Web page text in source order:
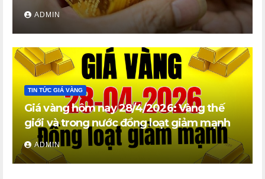
ADMIN
TIN TỨC GIÁ VÀNG
Giá vàng hôm nay 28/4/2026: Vàng thế
giới và trong nước đồng loạt giảm mạnh
ADMIN